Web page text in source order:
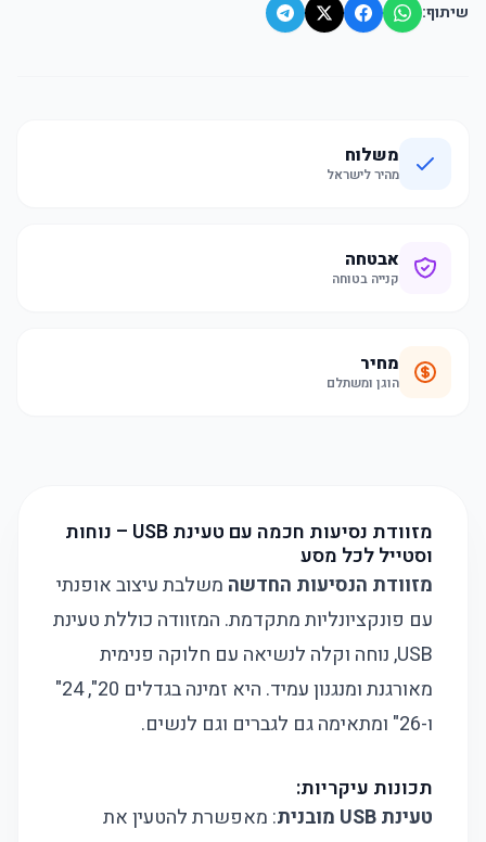
שיתוף:
משלוח
מהיר לישראל
אבטחה
קנייה בטוחה
מחיר
הוגן ומשתלם
מזוודת נסיעות חכמה עם טעינת USB – נוחות
וסטייל לכל מסע
מזוודת הנסיעות החדשה משלבת עיצוב אופנתי
עם פונקציונליות מתקדמת. המזוודה כוללת טעינת
USB, נוחה וקלה לנשיאה עם חלוקה פנימית
מאורגנת ומנגנון עמיד. היא זמינה בגדלים 20", 24"
ו-26" ומתאימה גם לגברים וגם לנשים.
תכונות עיקריות:
טעינת USB מובנית
: מאפשרת להטעין את